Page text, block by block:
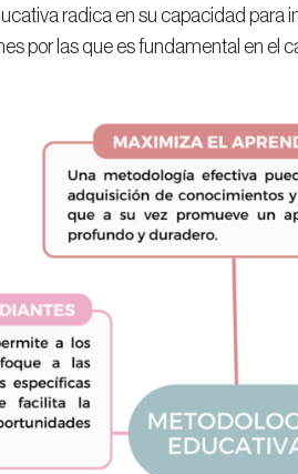
radica en su capacidad
por las que es fundamental en el